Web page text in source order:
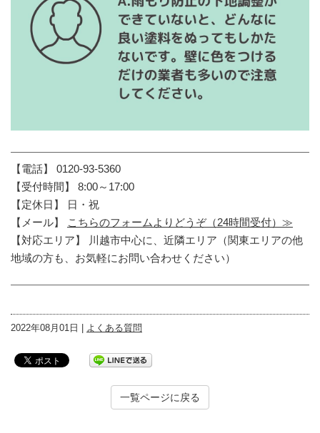
【電話】 0120-93-5360
【受付時間】 8:00～17:00
【定休日】 日・祝
【メール】
こちらのフォームよりどうぞ（24時間受付）≫
【対応エリア】 川越市中心に、近隣エリア（関東エリアの他
地域の方も、お気軽にお問い合わせください）
2022年08月01日 | よくある質問
一覧ページに戻る